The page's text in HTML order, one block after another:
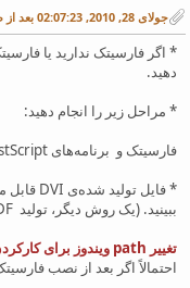
جولای 28, 2010, 02:07:23 بعد از ظهر
* اگر فارسیتک ندارید یا فارسیتک شما روی ویندوز ویستا و 7 و ۸
دهید.
* مراحل زیر را انجام دهید:
فارسیتک و برنامه‌های GhostScript و GSView را نصب کنید.
ببینید. (یک روش دیگر، تولید PDF هست که بعدا مطلبش را می‌نویسم)
تغییر path ویندوز برای کارکردن همزمان فارسيتک شريف و زيپرشين
احتمالاً اگر بعد از نصب فارسیتک شریف و زیپرشین (میکتک 2.9